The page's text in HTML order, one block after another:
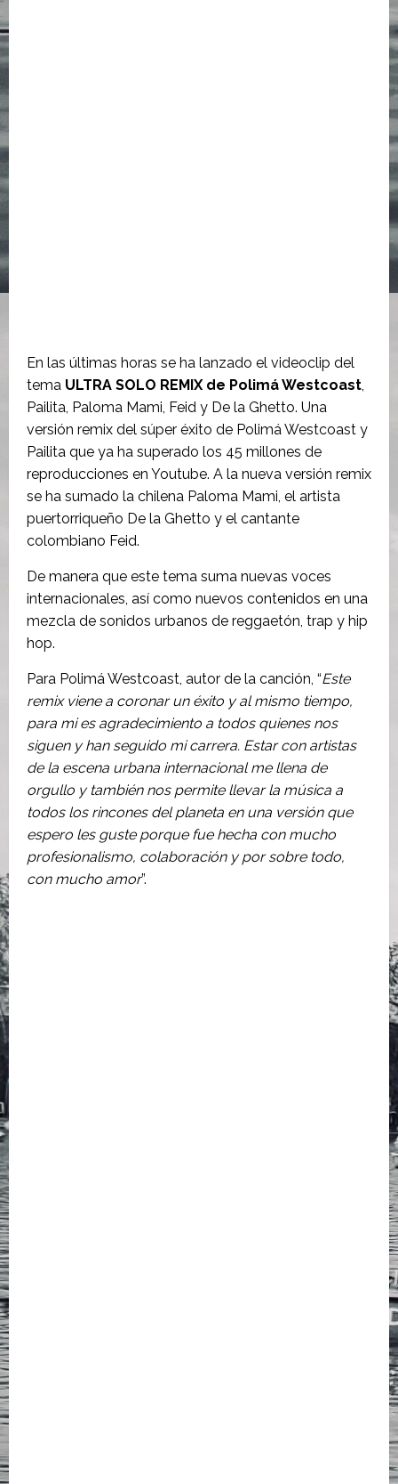
En las últimas horas se ha lanzado el videoclip del
tema ULTRA SOLO REMIX de Polimá Westcoast
Pailita, Paloma Mami, Feid y De la Ghetto. Una
versión remix del súper éxito de Polimá Westcoast y
Pailita que ya ha superado los 45 millones de
reproducciones en Youtube. A la nueva versión remix
se ha sumado la chilena Paloma Mami, el artista
puertorriqueño De la Ghetto y el cantante
colombiano Feid.
De manera que este tema suma nuevas voces
internacionales, así como nuevos contenidos en una
mezcla de sonidos urbanos de reggaetón, trap y hip
hop.
Para Polimá Westcoast, autor de la canción, “Este
remix viene a coronar un éxito y al mismo tiempo,
para mi es agradecimiento a todos quienes nos
siguen y han seguido mi carrera. Estar con artistas
de la escena urbana internacional me llena de
orgullo y también nos permite llevar la música a
todos los rincones del planeta en una versión que
espero les guste porque fue hecha con mucho
profesionalismo, colaboración y por sobre todo,
con mucho amor”.